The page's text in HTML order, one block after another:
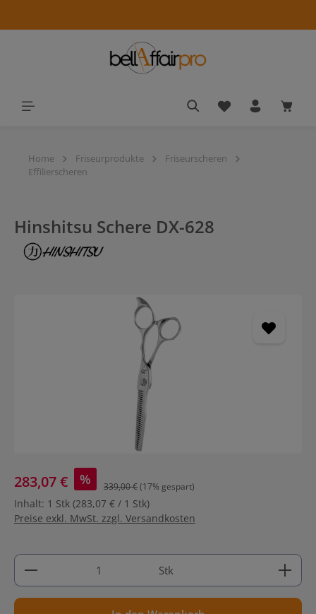
Du hast 0
Home Friseurprodukte
Friseurscheren
Effilierscheren
Hinshitsu Schere DX-628
Bildergalerie überspringen
283,07 € % 339,00 €(17% gespart)
Inhalt: 1 Stk (283,07 € / 1 Stk)
Preise exkl. MwSt. zzgl. Versandkosten
Produkt Anzahl: Gib den gewünschten Wert ein
Stk